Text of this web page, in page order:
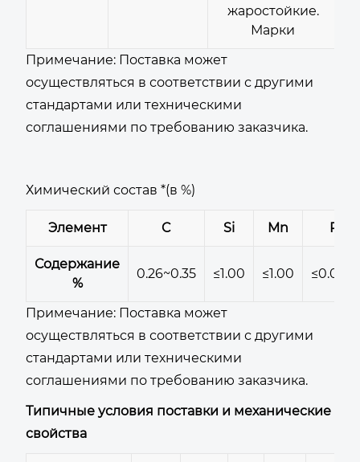
жаростойкие.
Марки
Примечание: Поставка может
осуществляться в соответствии с другими
стандартами или техническими
соглашениями по требованию заказчика.
Химический состав *(в %)
Элемент C Si Mn P
Содержание
%
0.26~0.35 ≤1.00 ≤1.00 ≤0.040
Примечание: Поставка может
осуществляться в соответствии с другими
стандартами или техническими
соглашениями по требованию заказчика.
Типичные условия поставки и механические
свойства